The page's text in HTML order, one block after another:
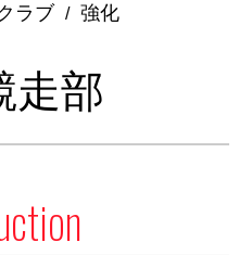
ラブ / 強化
走部